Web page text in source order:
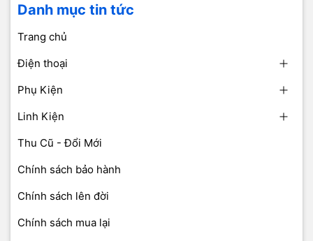
Danh mục tin tức
Trang chủ
Điện thoại
Phụ Kiện
Linh Kiện
Thu Cũ - Đổi Mới
Chính sách bảo hành
Chính sách lên đời
Chính sách mua lại